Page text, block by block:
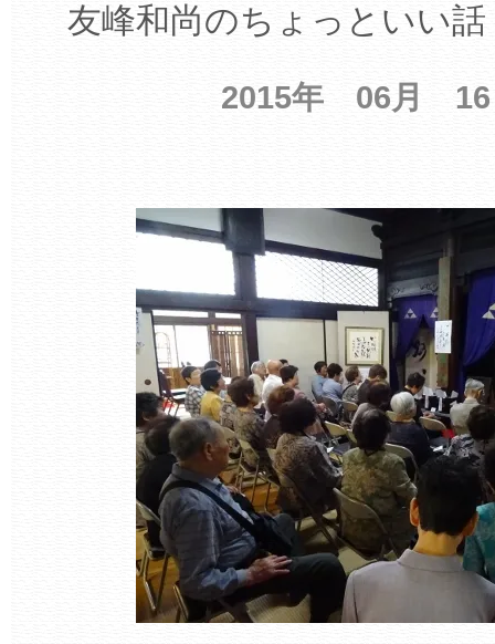
友峰和尚のちょっといい
2015年 06月